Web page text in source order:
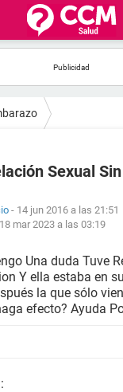
Sexual
- 14 jun 2016 a las 21:51
18 mar 2023 a las 03:19
Una duda Tuve
Y ella estaba en
la que sólo
efecto? Ayuda